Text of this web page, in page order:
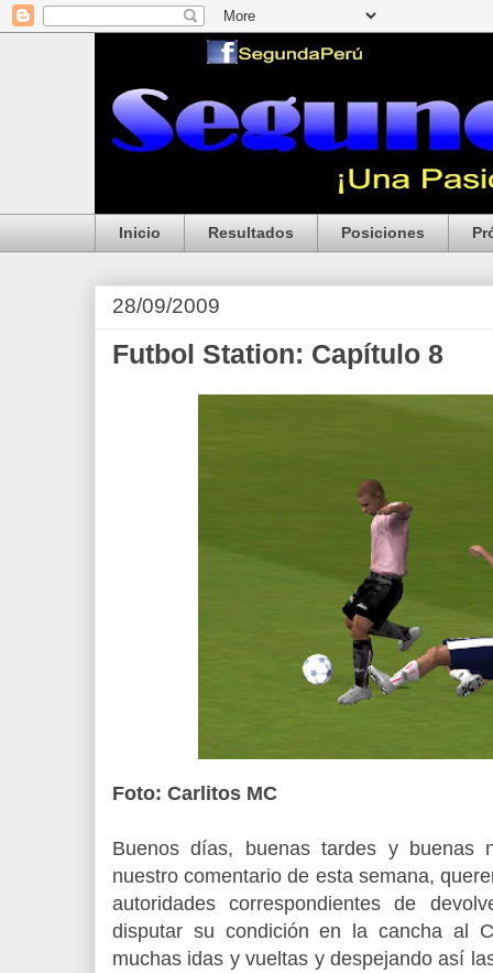
Inicio Resultados Posiciones
28/09/2009
Futbol Station: Capítulo 8
Foto: Carlitos MC
Buenos días, buenas tardes y buenas
nuestro comentario de esta semana,
autoridades correspondientes de
disputar su condición en la cancha al
muchas idas y vueltas y despejando así